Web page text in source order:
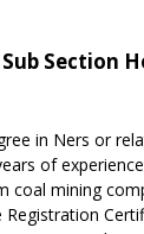
Section
in Ners or
of
coal mining
Registration